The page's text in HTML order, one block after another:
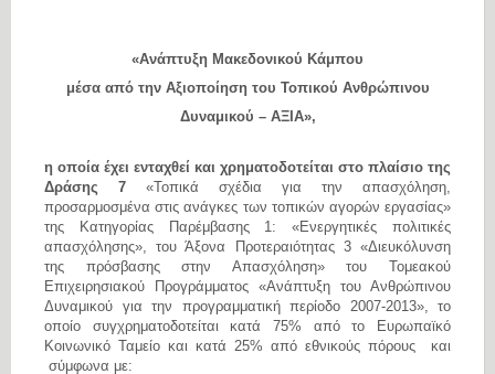
«Ανάπτυξη Μακεδονικού Κάμπου
μέσα από την Αξιοποίηση του Τοπικού Ανθρώπινου
Δυναμικού – ΑΞΙΑ»,
η οποία έχει ενταχθεί και χρηματοδοτείται στο πλαίσιο της
Δράσης 7 «Τοπικά σχέδια για την απασχόληση,
προσαρμοσμένα στις ανάγκες των τοπικών αγορών εργασίας»
της Κατηγορίας Παρέμβασης 1: «Ενεργητικές πολιτικές
απασχόλησης», του Άξονα Προτεραιότητας 3 «Διευκόλυνση
της πρόσβασης στην Απασχόληση» του Τομεακού
Επιχειρησιακού Προγράμματος «Ανάπτυξη του Ανθρώπινου
Δυναμικού για την προγραμματική περίοδο 2007-2013», το
οποίο συγχρηματοδοτείται κατά 75% από το Ευρωπαϊκό
Κοινωνικό Ταμείο και κατά 25% από εθνικούς πόρους και
σύμφωνα με: